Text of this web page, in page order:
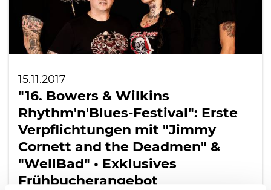
15.11.2017
"16. Bowers & Wilkins
Rhythm'n'Blues-Festival": Erste
Verpflichtungen mit "Jimmy
Cornett and the Deadmen" &
"WellBad" • Exklusives
Frühbucherangebot